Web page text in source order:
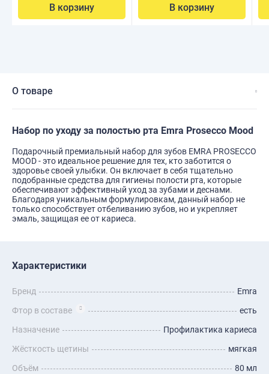
В корзину
В корзину
О товаре
Набор по уходу за полостью рта Emra Prosecco Mood
Подарочный премиальный набор для зубов EMRA PROSECCO
MOOD - это идеальное решение для тех, кто заботится о
здоровье своей улыбки. Он включает в себя тщательно
подобранные средства для гигиены полости рта, которые
обеспечивают эффективный уход за зубами и деснами.
Благодаря уникальным формулировкам, данный набор не
только способствует отбеливанию зубов, но и укрепляет
эмаль, защищая ее от кариеса.
Характеристики
Бренд
Emra
Фтор в составе
есть
Назначение
Профилактика кариеса
Жёсткость щетины
мягкая
Объём
80 мл